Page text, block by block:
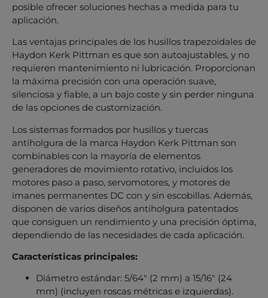
posible ofrecer soluciones hechas a medida para tu
aplicación.
Las ventajas principales de los husillos trapezoidales de
Haydon Kerk Pittman es que son autoajustables, y no
requieren mantenimiento ni lubricación. Proporcionan
la máxima precisión con una operación suave,
silenciosa y fiable, a un bajo coste y sin perder ninguna
de las opciones de customización.
Los sistemas formados por husillos y tuercas
antiholgura de la marca Haydon Kerk Pittman son
combinables con la mayoría de elementos
generadores de movimiento rotativo, incluidos los
motores paso a paso, servomotores, y motores de
imanes permanentes DC con y sin escobillas. Además,
disponen de varios diseños antiholgura patentados
que consiguen un rendimiento y una precisión óptima,
dependiendo de las necesidades de cada aplicación.
Características principales:
Diámetro estándar: 5/64″ (2 mm) a 15/16″ (24
mm) (incluyen roscas métricas e izquierdas).